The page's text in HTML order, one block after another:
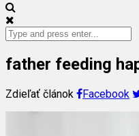
father feeding
Zdieľať článok Facebook